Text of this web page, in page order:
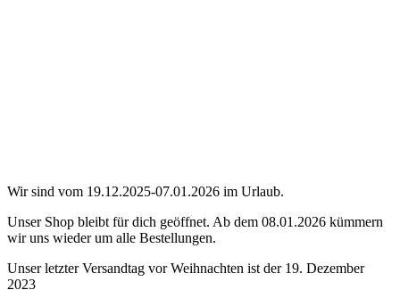
Wir sind vom 19.12.2025-07.01.2026 im Urlaub.
Unser Shop bleibt für dich geöffnet. Ab dem 08.01.2026 kümmern
wir uns wieder um alle Bestellungen.
Unser letzter Versandtag vor Weihnachten ist der 19. Dezember
2023